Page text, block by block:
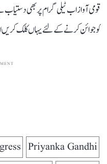
قومی آواز اب ٹیلی گرام پر بھی
کو جوائن کرنے کے لئے یہاں کلک
Priyanka Gandhi